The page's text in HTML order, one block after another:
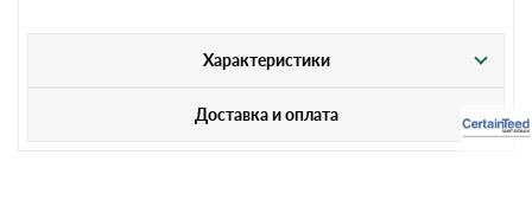
Характеристики
Доставка и оплата